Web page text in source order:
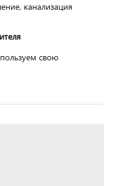
канализация
свою